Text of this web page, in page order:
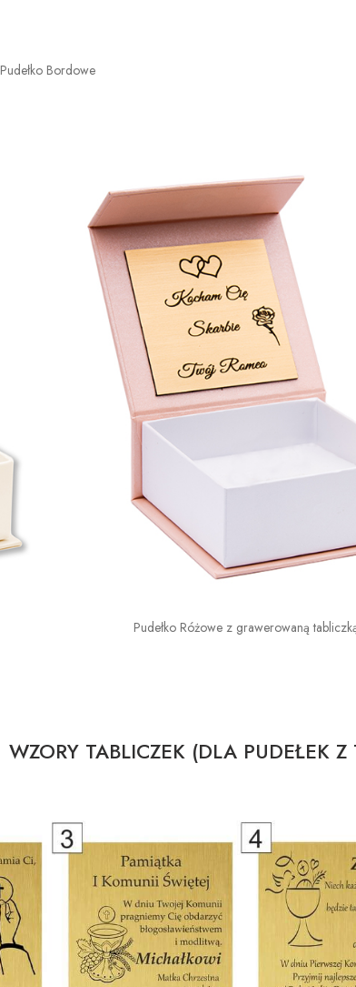
Pudełko Bordowe
Pudełko Różowe z grawerowaną
WZORY TABLICZEK (DLA PUDEŁEK Z